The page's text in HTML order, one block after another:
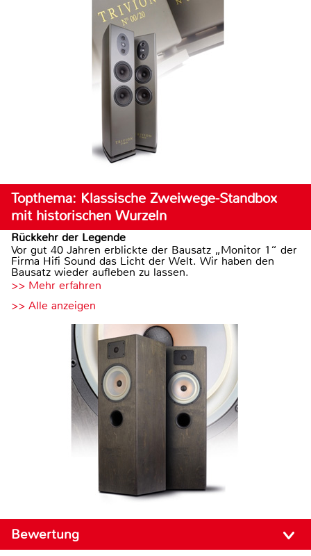
Topthema: Klassische Zweiwege-Standbox
mit historischen Wurzeln
Rückkehr der Legende
Vor gut 40 Jahren erblickte der Bausatz „Monitor 1“ der
Firma Hifi Sound das Licht der Welt. Wir haben den
Bausatz wieder aufleben zu lassen.
>> Mehr erfahren
>> Alle anzeigen
Bewertung